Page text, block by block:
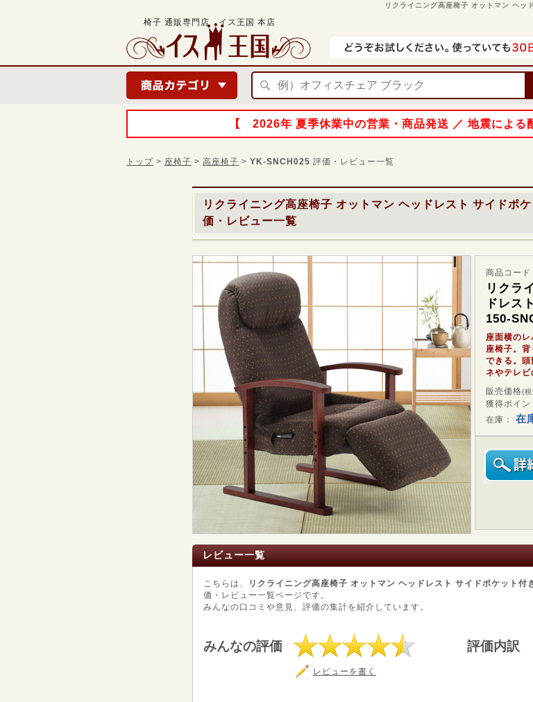
リクライニング高座椅子 オットマン ヘ
椅子 通販専門店 イス王国 本店
【 2026年 夏季休業中の営業・商品発送 ／ 地震による
トップ > 座椅子 > 高座椅子 > YK-SNCH025 評価・レビュー一覧
リクライニング高座椅子 オットマン ヘッドレスト サイドポ
価・レビュー一覧
商品コー
リクラ
ドレス
150-
座面横の
座椅子。
できる。
ネやテレビ
販売価格(
獲得ポイ
在庫： 在
レビュー一覧
こちらは、 リクライニング高座椅子 オットマン ヘッドレスト サイドポケット
価・レビュー一覧ページです。
みんなの口コミや意見、評価の集計を紹介しています。
みんなの評価
レビューを書く
評価内訳